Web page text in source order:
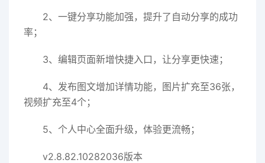
2、一键分享功能加强，提升了自动分享的成功
率；
3、编辑页面新增快捷入口，让分享更快速；
4、发布图文增加详情功能，图片扩充至36张，
视频扩充至4个；
5、个人中心全面升级，体验更流畅；
v2.8.82.10282036版本